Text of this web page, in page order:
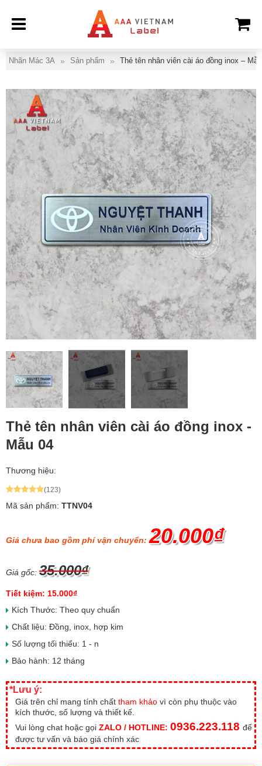
Nhãn Mác 3A Sản phẩm Thẻ tên nhân viên cài áo đồng inox –
Thẻ tên nhân viên cài áo đồng inox -
Mẫu 04
Thương hiệu:
(123)
Mã sản phẩm: TTNV04
Giá chưa bao gồm phí vận chuyển:20.000₫
Giá gốc: 35.000₫
Tiết kiệm: 15.000₫
Kích Thước: Theo quy chuẩn
Chất liệu: Đồng, inox, hợp kim
Số lượng tối thiểu: 1 - n
Bảo hành: 12 tháng
*Lưu ý:
Giá trên chỉ mang tính chất tham khảo vì còn phụ thuộc vào
kích thước, số lượng và thiết kế.
Vui lòng chat hoặc gọi ZALO / HOTLINE: 0936.223.118 để
được tư vấn và báo giá chính xác